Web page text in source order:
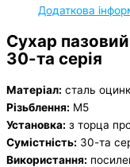
Додаткова
Сухар
30-та серія
Матеріал: сталь
Різьблення: М5
Установка: з торца
Сумістність: 30-та
Використання: